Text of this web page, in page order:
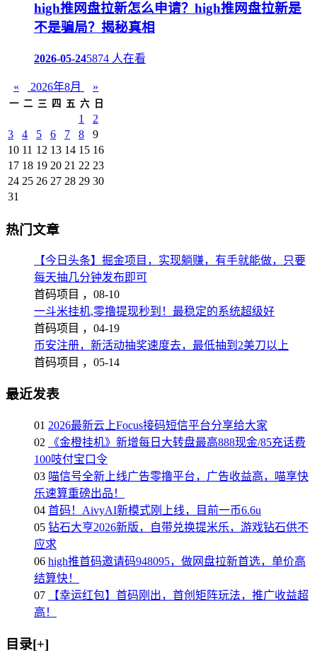
high推网盘拉新怎么申请？high推网盘拉新是
不是骗局？揭秘真相
2026-05-245874 人在看
« 2026年8月 »
一 二 三 四 五 六 日
1
2
3
4 5 6 7 8
9
10 11 12 13 14 15 16
17 18 19 20 21 22 23
24 25 26 27 28 29 30
31
热门文章
【今日头条】掘金项目，实现躺赚，有手就能做，只要
每天抽几分钟发布即可
首码项目 ， 08-10
一斗米挂机,零撸提现秒到！最稳定的系统超级好
首码项目 ， 04-19
币安注册，新活动抽奖速度去，最低抽到2美刀以上
首码项目 ， 05-14
最近发表
01 2026最新云上Focus接码短信平台分享给大家
02
《金橙挂机》新增每日大转盘最高888现金/85充话费
100吱付宝口令
03 喵信号全新上线广告零撸平台，广告收益高，喵享快
乐速算重磅出品！
04 首码！AivyAI新模式刚上线，目前一币6.6u
05 钻石大亨2026新版，自带兑换提米乐，游戏钻石供不
应求
06 high推首码邀请码948095，做网盘拉新首选，单价高
结算快！
07
【幸运红包】首码刚出，首创矩阵玩法，推广收益超
高！
目录[+]